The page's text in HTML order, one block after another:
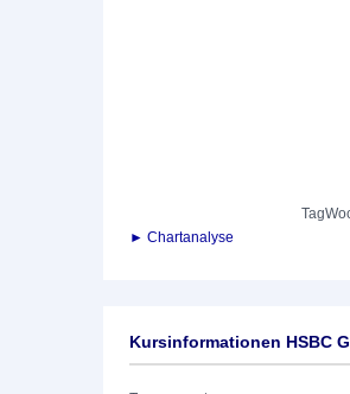
Tag
► Chartanalyse
Kursinformationen HSBC